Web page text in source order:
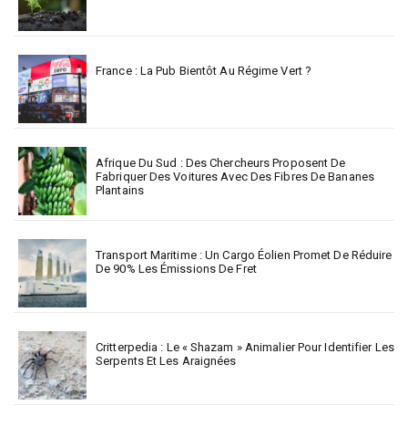
France : La Pub Bientôt Au Régime Vert ?
Afrique Du Sud : Des Chercheurs Proposent De
Fabriquer Des Voitures Avec Des Fibres De Bananes
Plantains
Transport Maritime : Un Cargo Éolien Promet De Réduire
De 90% Les Émissions De Fret
Critterpedia : Le « Shazam » Animalier Pour Identifier Les
Serpents Et Les Araignées